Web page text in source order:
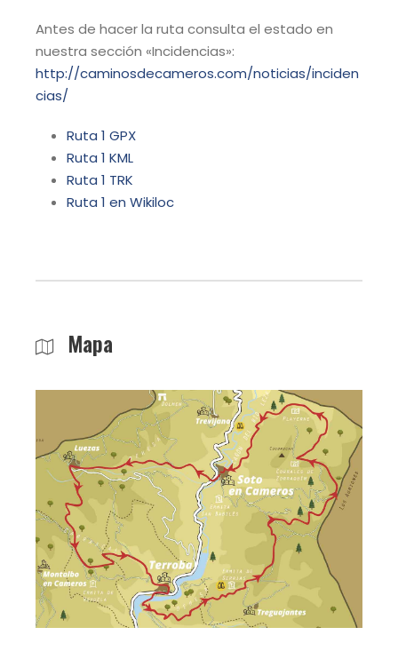
Antes de hacer la ruta consulta el estado en
nuestra sección «Incidencias»:
http://caminosdecameros.com/noticias/inciden
cias/
Ruta 1 GPX
Ruta 1 KML
Ruta 1 TRK
Ruta 1 en Wikiloc
Mapa